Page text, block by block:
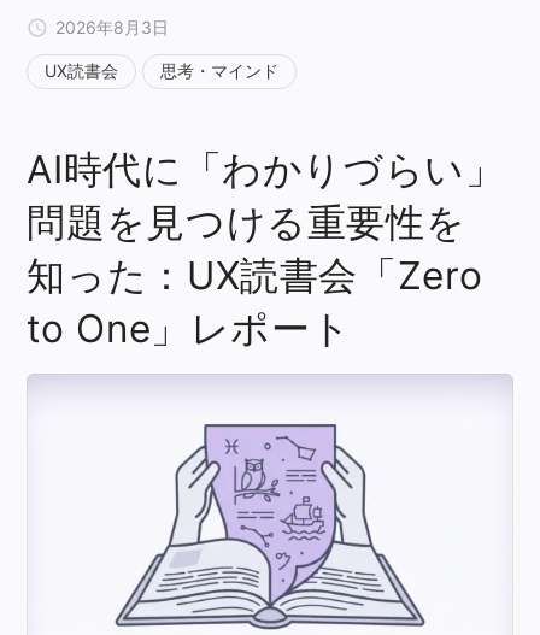
2026年8月3日
UX読書会 思考・マインド
AI時代に「わかりづらい」
問題を見つける重要性を
知った：UX読書会「Zero
to One」レポート